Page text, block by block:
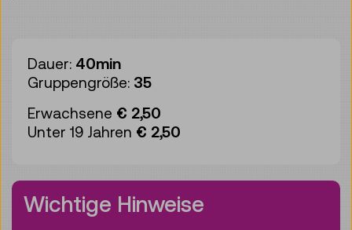
Dauer: 40min
Gruppengröße: 35
Erwachsene € 2,50
Unter 19 Jahren € 2,50
Wichtige Hinweise